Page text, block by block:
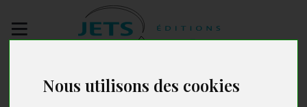
Nous utilisons des cookies
manuscrit